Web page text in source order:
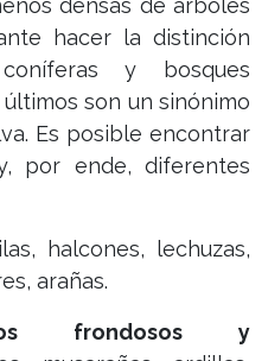
densas de árboles
hacer la distinción
y bosques
son un sinónimo
Es posible encontrar
por ende, diferentes
halcones, lechuzas,
arañas.
frondosos y